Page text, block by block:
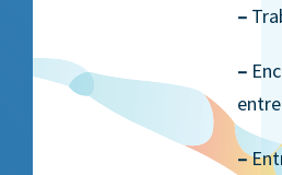
–
–
–